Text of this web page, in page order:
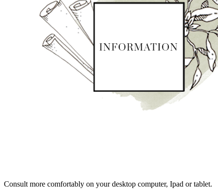
Consult more comfortably on your desktop computer, Ipad or tablet.